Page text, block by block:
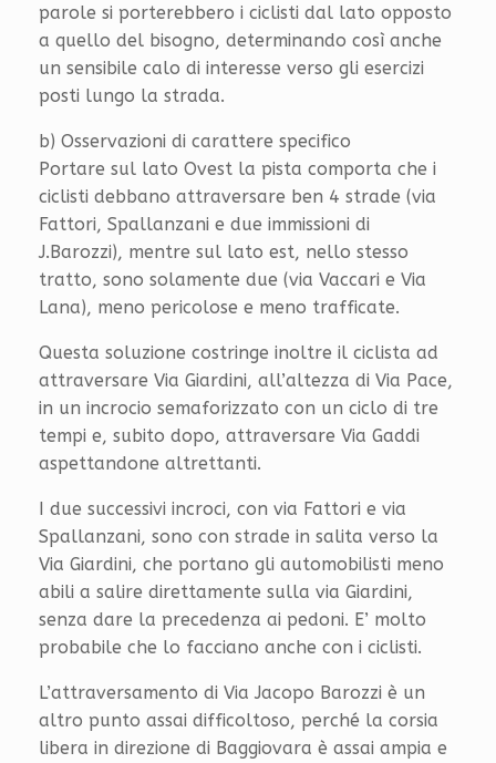
parole si porterebbero i ciclisti dal lato opposto
a quello del bisogno, determinando così anche
un sensibile calo di interesse verso gli esercizi
posti lungo la strada.
b) Osservazioni di carattere specifico
Portare sul lato Ovest la pista comporta che i
ciclisti debbano attraversare ben 4 strade (via
Fattori, Spallanzani e due immissioni di
J.Barozzi), mentre sul lato est, nello stesso
tratto, sono solamente due (via Vaccari e Via
Lana), meno pericolose e meno trafficate.
Questa soluzione costringe inoltre il ciclista ad
attraversare Via Giardini, all’altezza di Via Pace,
in un incrocio semaforizzato con un ciclo di tre
tempi e, subito dopo, attraversare Via Gaddi
aspettandone altrettanti.
I due successivi incroci, con via Fattori e via
Spallanzani, sono con strade in salita verso la
Via Giardini, che portano gli automobilisti meno
abili a salire direttamente sulla via Giardini,
senza dare la precedenza ai pedoni. E’ molto
probabile che lo facciano anche con i ciclisti.
L’attraversamento di Via Jacopo Barozzi è un
altro punto assai difficoltoso, perché la corsia
libera in direzione di Baggiovara è assai ampia e